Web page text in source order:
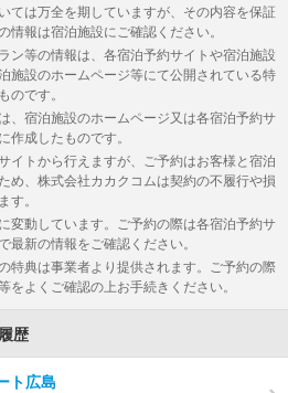
ては万全を期していますが、その内容を保証
情報は宿泊施設にご確認ください。
ン等の情報は、各宿泊予約サイトや宿泊施設
施設のホームページ等にて公開されている特
のです。
、宿泊施設のホームページ又は各宿泊予約サ
作成したものです。
イトから行えますが、ご予約はお客様と宿泊
め、株式会社カカクコムは契約の不履行や損
す。
変動しています。ご予約の際は各宿泊予約サ
最新の情報をご確認ください。
特典は事業者より提供されます。ご予約の際
をよくご確認の上お手続きください。
歴
ト広島